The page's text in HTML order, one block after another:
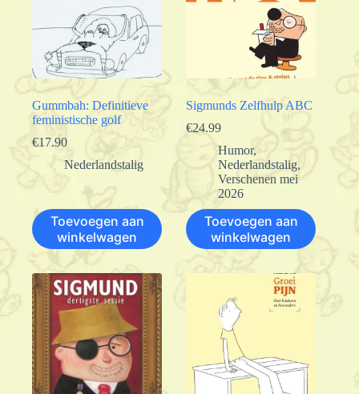
Gummbah: Definitieve
feministische golf
€17.90
Nederlandstalig
Toevoegen aan
winkelwagen
Sigmunds Zelfhulp ABC
€24.99
Humor,
Nederlandstalig,
Verschenen mei
2026
Toevoegen aan
winkelwagen